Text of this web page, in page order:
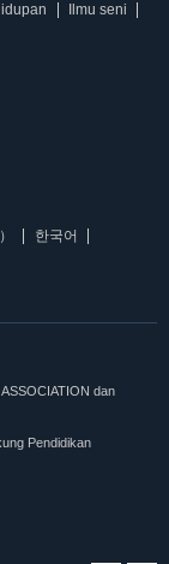
Ilmu seni
한국어
dan
Pendidikan